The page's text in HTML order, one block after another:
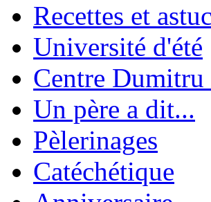
Recettes et
Université d'été
Centre Dumitru
Un père a dit...
Pèlerinages
Catéchétique